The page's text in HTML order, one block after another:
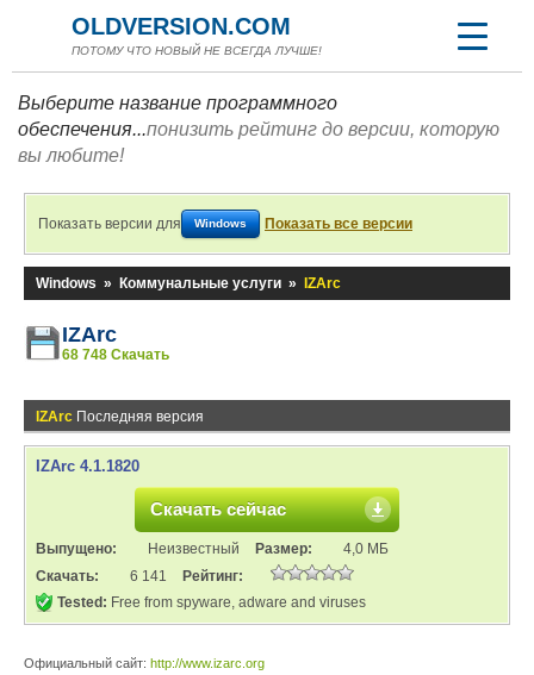
OLDVERSION.COM
ПОТОМУ ЧТО НОВЫЙ НЕ ВСЕГДА ЛУЧШЕ!
Выберите название программного
обеспечения...понизить рейтинг до версии, которую
вы любите!
Показать версии для Windows Показать все версии
Windows » Коммунальные услуги » IZArc
IZArc
68 748 Скачать
IZArc Последняя версия
IZArc 4.1.1820
Скачать сейчас
Выпущено: Неизвестный Размер:
4,0 МБ
Скачать:
6 141
Рейтинг:
Tested: Free from spyware, adware and viruses
Официальный сайт: http://www.izarc.org